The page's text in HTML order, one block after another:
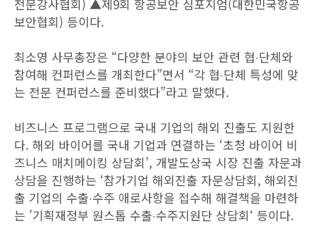
전문강사협회) ▲제9회 항공보안 심포지엄(대한민국항공
보안협회) 등이다.
최소영 사무총장은 “다양한 분야의 보안 관련 협‧단체와
참여해 컨퍼런스를 개최한다”면서 “각 협‧단체 특성에 맞
는 전문 컨퍼런스를 준비했다”라고 말했다.
비즈니스 프로그램으로 국내 기업의 해외 진출도 지원한
다. 해외 바이어를 국내 기업과 연결하는 ‘초청 바이어 비
즈니스 매치메이킹 상담회’, 개발도상국 시장 진출 자문과
상담을 진행하는 ‘참가기업 해외진출 자문상담회, 해외진
출 기업의 수출‧수주 애로사항을 접수해 해결책을 마련하
는 ’기획재정부 원스톱 수출‧수주지원단 상담회‘ 등이다.